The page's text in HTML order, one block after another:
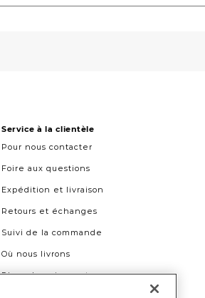
Service à la clientèle
Pour nous contacter
Foire aux questions
Expédition et livraison
Retours et échanges
Suivi de la commande
Où nous livrons
Plans de paiement